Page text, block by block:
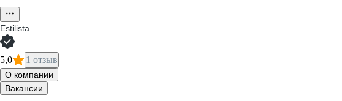
Estilista
5,0 1 отзыв
О компании
Вакансии